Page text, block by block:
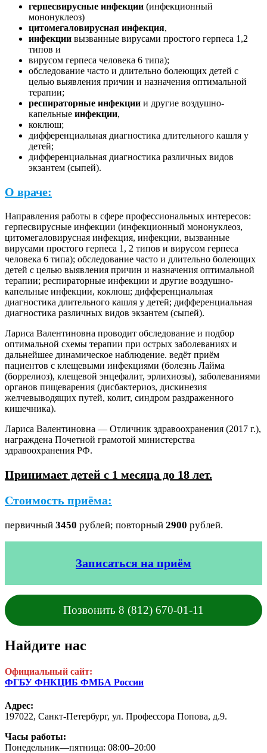
герпесвирусные инфекции (инфекционный
мононуклеоз)
цитомегаловирусная инфекция,
инфекции вызванные вирусами простого герпеса 1,2
типов и
вирусом герпеса человека 6 типа);
обследование часто и длительно болеющих детей с
целью выявления причин и назначения оптимальной
терапии;
респираторные инфекции и другие воздушно-
капельные инфекции,
коклюш;
дифференциальная диагностика длительного кашля у
детей;
дифференциальная диагностика различных видов
экзантем (сыпей).
О враче:
Направления работы в сфере профессиональных интересов:
герпесвирусные инфекции (инфекционный мононуклеоз,
цитомегаловирусная инфекция, инфекции, вызванные
вирусами простого герпеса 1, 2 типов и вирусом герпеса
человека 6 типа); обследование часто и длительно болеющих
детей с целью выявления причин и назначения оптимальной
терапии; респираторные инфекции и другие воздушно-
капельные инфекции, коклюш; дифференциальная
диагностика длительного кашля у детей; дифференциальная
диагностика различных видов экзантем (сыпей).
Лариса Валентиновна проводит обследование и подбор
оптимальной схемы терапии при острых заболеваниях и
дальнейшее динамическое наблюдение. ведёт приём
пациентов с клещевыми инфекциями (болезнь Лайма
(боррелиоз), клещевой энцефалит, эрлихиозы), заболеваниями
органов пищеварения (дисбактериоз, дискинезия
желчевыводящих путей, колит, синдром раздраженного
кишечника).
Лариса Валентиновна — Отличник здравоохранения (2017 г.),
награждена Почетной грамотой министерства
здравоохранения РФ.
Принимает детей с 1 месяца до 18 лет.
Стоимость приёма:
первичный 3450 рублей; повторный 2900 рублей.
Записаться на приём
Позвонить 8 (812) 670-01-11
Найдите нас
Официальный сайт:
ФГБУ ФНКЦИБ ФМБА России
Адрес:
197022, Санкт-Петербург, ул. Профессора Попова, д.9.
Часы работы:
Понедельник—пятница: 08:00–20:00